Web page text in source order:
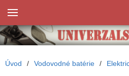
Úvod / Vodovodné batérie /